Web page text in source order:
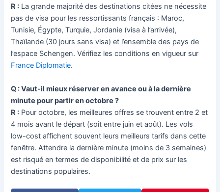
R : La grande majorité des destinations citées ne nécessite
pas de visa pour les ressortissants français : Maroc,
Tunisie, Égypte, Turquie, Jordanie (visa à l’arrivée),
Thaïlande (30 jours sans visa) et l’ensemble des pays de
l’espace Schengen. Vérifiez les conditions en vigueur sur
France Diplomatie.
Q : Vaut-il mieux réserver en avance ou à la dernière
minute pour partir en octobre ?
R : Pour octobre, les meilleures offres se trouvent entre 2 et
4 mois avant le départ (soit entre juin et août). Les vols
low-cost affichent souvent leurs meilleurs tarifs dans cette
fenêtre. Attendre la dernière minute (moins de 3 semaines)
est risqué en termes de disponibilité et de prix sur les
destinations populaires.